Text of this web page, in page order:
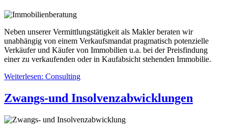
Neben unserer Vermittlungstätigkeit als Makler beraten wir
unabhängig von einem Verkaufsmandat pragmatisch potenzielle
Verkäufer und Käufer von Immobilien u.a. bei der Preisfindung
einer zu verkaufenden oder in Kaufabsicht stehenden Immobilie.
Weiterlesen: Consulting
Zwangs-und Insolvenzabwicklungen